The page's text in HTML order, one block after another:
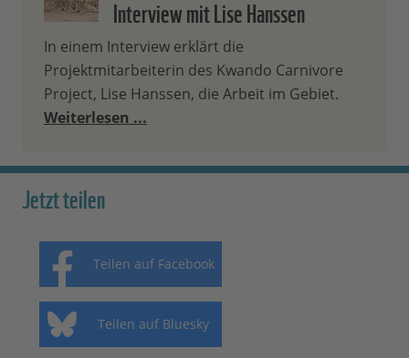
Interview mit Lise Hanssen
In einem Interview erklärt die
Projektmitarbeiterin des Kwando Carnivore
Project, Lise Hanssen, die Arbeit im Gebiet.
Weiterlesen ...
Jetzt teilen
Teilen auf Facebook
Teilen auf Bluesky